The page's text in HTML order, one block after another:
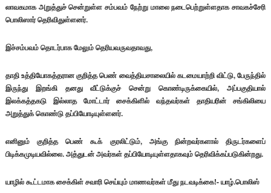
லாவகமாக அறுத்துச் சென்றுள்ள சம்பவம் நேற்று மாலை நடைபெற்றுள்ளதாக சாவகச்சேரி
பொலிஸார் தெரிவிதுள்ளனர்.
இச்சம்பவம் தொடர்பாக மேலும் தெரியவருவதாவது,
தாதி உத்தியோகத்தரான குறித்த பெண் வைத்தியசாலையில் கடமையாற்றி விட்டு, பேருந்தில்
இருந்து இறங்கி தனது வீட்டுக்குச் சென்று கொண்டிருக்கையில், அப்பகுதியால்
இலக்கத்தகடு இல்லாத மோட்டார் சைக்கிளில் வந்தவர்கள் தாதியரின் சங்கிலியை
அறுத்துக் கொண்டு தப்பியோடியுள்ளனர்.
எனினும் குறித்த பெண் கூக் குரலிட்டும், அங்கு நின்றவர்களால் திருடர்களைப்
பிடிக்கமுடியவில்லை. அத்துடன் அவர்கள் தப்பியோடியுள்ளதாகவும் தெரிவிக்கப்படுகின்றது.
யாழில் கூட்டமாக சைக்கிள் சவாரி செய்யும் மாணவர்கள் மீது நடவடிக்கை!- யாழ்.பொலிஸ்